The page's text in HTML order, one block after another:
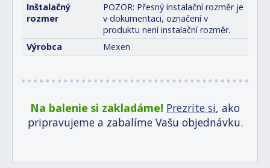
Inštalačný
rozmer
POZOR: Přesný instalační rozměr je
v dokumentaci, označení v
produktu není instalační rozměr.
Výrobca
Mexen
Na balenie si zakladáme! Prezrite si, ako
pripravujeme a zabalíme Vašu objednávku.